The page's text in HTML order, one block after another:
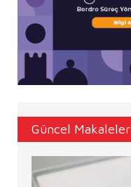
Güncel Makaleler